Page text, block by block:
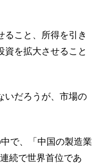
こと、所得を引き
資を拡大させること
いだろうが、市場の
で、「中国の製造業
続で世界首位であ